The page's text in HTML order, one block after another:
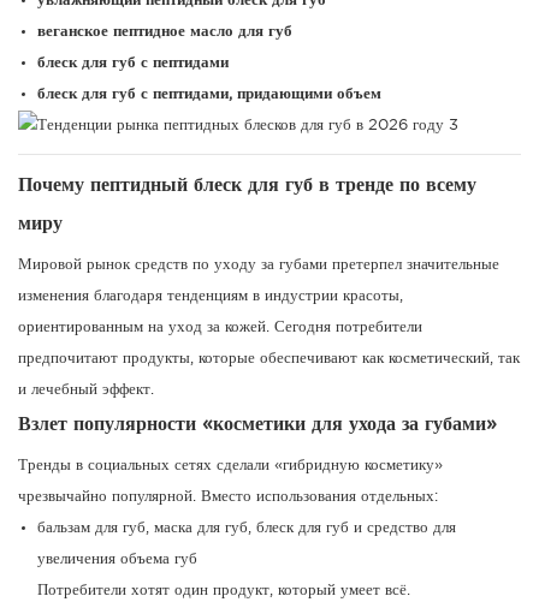
веганское пептидное масло для губ
блеск для губ с пептидами
блеск для губ с пептидами, придающими объем
Почему пептидный блеск для губ в тренде по всему
миру
Мировой рынок средств по уходу за губами претерпел значительные
изменения благодаря тенденциям в индустрии красоты,
ориентированным на уход за кожей. Сегодня потребители
предпочитают продукты, которые обеспечивают как косметический, так
и лечебный эффект.
Взлет популярности «косметики для ухода за губами»
Тренды в социальных сетях сделали «гибридную косметику»
чрезвычайно популярной. Вместо использования отдельных:
бальзам для губ, маска для губ, блеск для губ и средство для
увеличения объема губ
Потребители хотят один продукт, который умеет всё.